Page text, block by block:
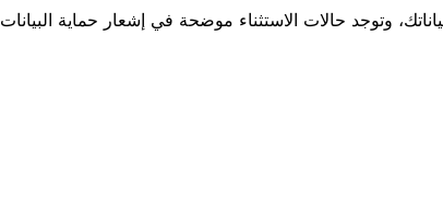
وتوجد حالات الاستثناء موضحة في إشعار حماية البيانات